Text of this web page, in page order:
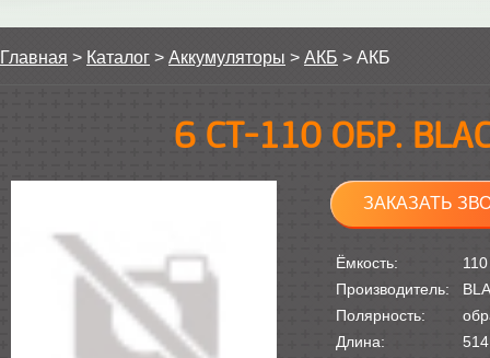
Главная > Каталог > Аккумуляторы > АКБ > АКБ
6 СТ-110 ОБР.
ЗАКАЗАТЬ
Ёмкость:
110
Производитель:
Полярность:
Длина:
514